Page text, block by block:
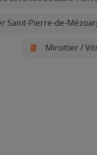
Saint-Pierre-de-
Miroitier /